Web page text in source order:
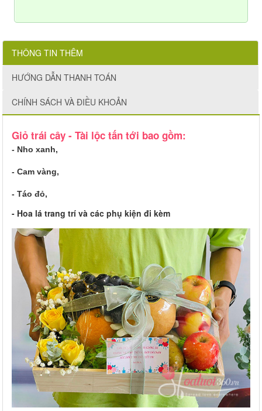
THÔNG TIN THÊM
HƯỚNG DẪN THANH TOÁN
CHÍNH SÁCH VÀ ĐIỀU KHOẢN
Giỏ trái cây - Tài lộc tấn tới bao gồm:
- Nho xanh,
- Cam vàng,
- Táo đỏ,
- Hoa lá trang trí và các phụ kiện đi kèm